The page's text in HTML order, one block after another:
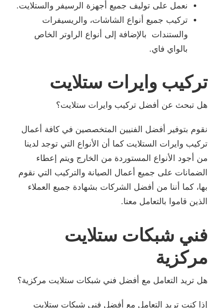
نعمل على توليف جميع أجهزة الرسيفر والستلايت.
تركيب جميع أنواع الشاشات، والريسيفرات
والستندات بالإضافة إلى أنواع الراوتر الخاص
بالواي فاي.
تركيب وايرات ستلايت
هل تبحث عن أفضل تركيب وايرات ستلايت؟
نقوم بتوفير أفضل الفنيين المتخصصين في كافة أعمال
تركيب وايرات الستلايت كما أن الأنواع التي توجد لدينا
من أجود الأنواع المستوردة من الخارج ويتم إعطاء
الضمانات على جميع أعمال الصيانة والتركيب التي نقوم
بها، كما أننا من أفضل الشركات بشهادة جميع العملاء
الذين قاموا بالتعامل معنا.
فني شبكات ستلايت
مركزية
هل تريد التعامل مع أفضل فني شبكات ستلايت مركزية؟
إذا كنت تريد التعامل مع أفضل فني شبكات ستلايت